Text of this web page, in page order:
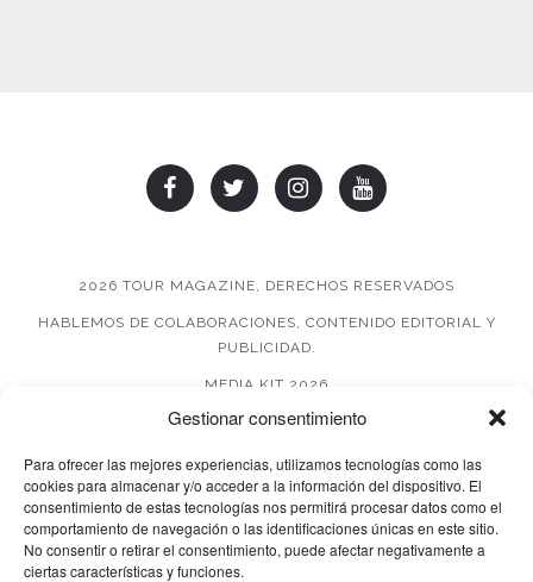
Gestionar consentimiento
Para ofrecer las mejores experiencias, utilizamos tecnologías como las
cookies para almacenar y/o acceder a la información del dispositivo. El
consentimiento de estas tecnologías nos permitirá procesar datos como el
comportamiento de navegación o las identificaciones únicas en este sitio.
No consentir o retirar el consentimiento, puede afectar negativamente a
ciertas características y funciones.
2026 TOUR MAGAZINE, DERECHOS RESERVADOS
HABLEMOS DE COLABORACIONES, CONTENIDO EDITORIAL Y
PUBLICIDAD.
MEDIA KIT 2026
AVISO DE PRIVACIDAD